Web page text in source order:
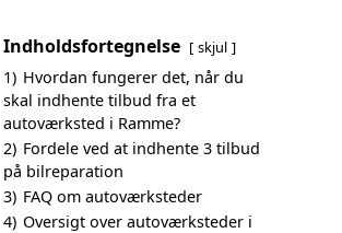
Indholdsfortegnelse skjul
1) Hvordan fungerer det, når du
skal indhente tilbud fra et
autoværksted i Ramme?
2) Fordele ved at indhente 3 tilbud
på bilreparation
3) FAQ om autoværksteder
4) Oversigt over autoværksteder i